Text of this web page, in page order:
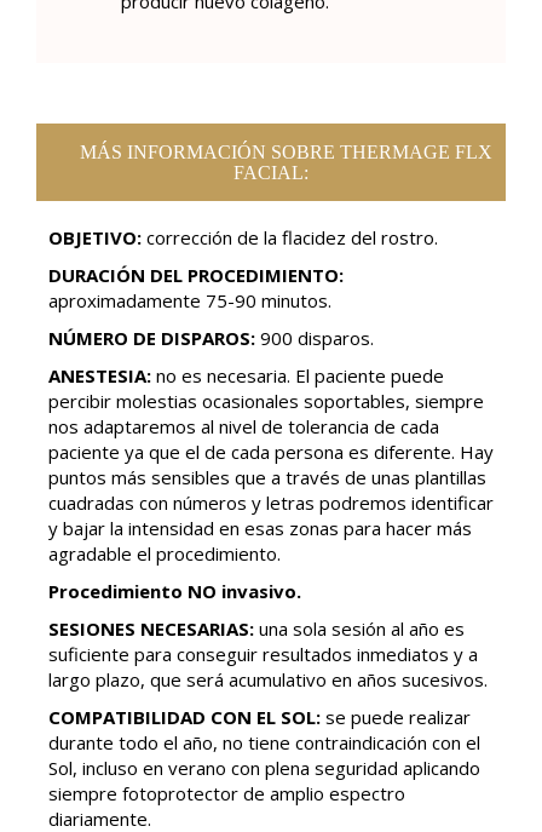
MÁS INFORMACIÓN SOBRE THERMAGE FLX
FACIAL:
OBJETIVO: corrección de la flacidez del rostro.
DURACIÓN DEL PROCEDIMIENTO:
aproximadamente 75-90 minutos.
NÚMERO DE DISPAROS: 900 disparos.
ANESTESIA: no es necesaria. El paciente puede
percibir molestias ocasionales soportables, siempre
nos adaptaremos al nivel de tolerancia de cada
paciente ya que el de cada persona es diferente. Hay
puntos más sensibles que a través de unas plantillas
cuadradas con números y letras podremos identificar
y bajar la intensidad en esas zonas para hacer más
agradable el procedimiento.
Procedimiento NO invasivo.
SESIONES NECESARIAS: una sola sesión al año es
suficiente para conseguir resultados inmediatos y a
largo plazo, que será acumulativo en años sucesivos.
COMPATIBILIDAD CON EL SOL: se puede realizar
durante todo el año, no tiene contraindicación con el
Sol, incluso en verano con plena seguridad aplicando
siempre fotoprotector de amplio espectro
diariamente.